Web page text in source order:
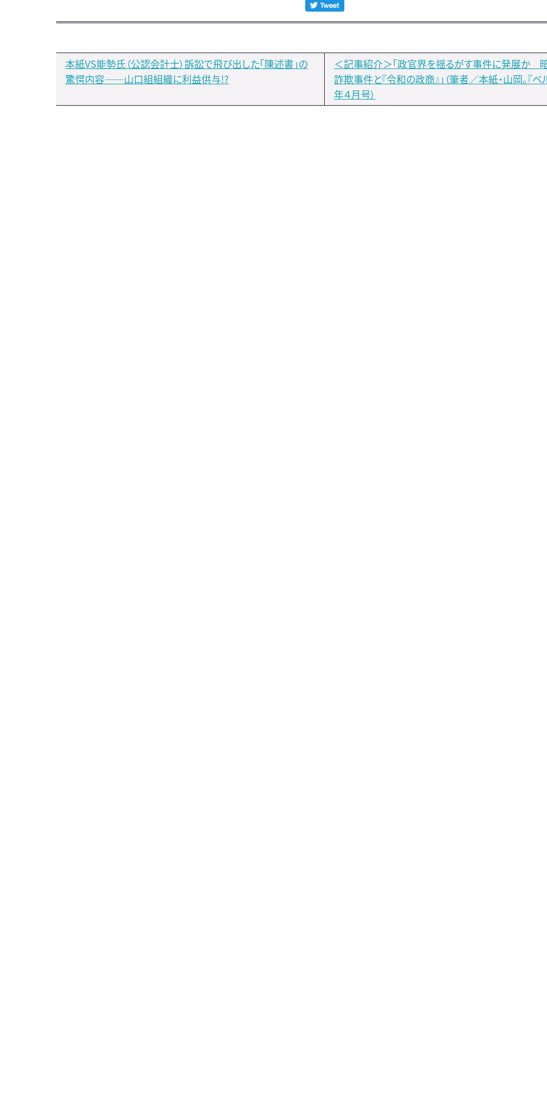
本紙VS能勢氏（公認会計士）訴訟で飛び出した「陳述書」の
驚愕内容――山口組組織に利益供与!?
＜記事紹介＞「政官界を揺るがす事件に発展か
詐欺事件と『令和の政商』」（筆者／本紙・山岡。『ベ
年４月号）